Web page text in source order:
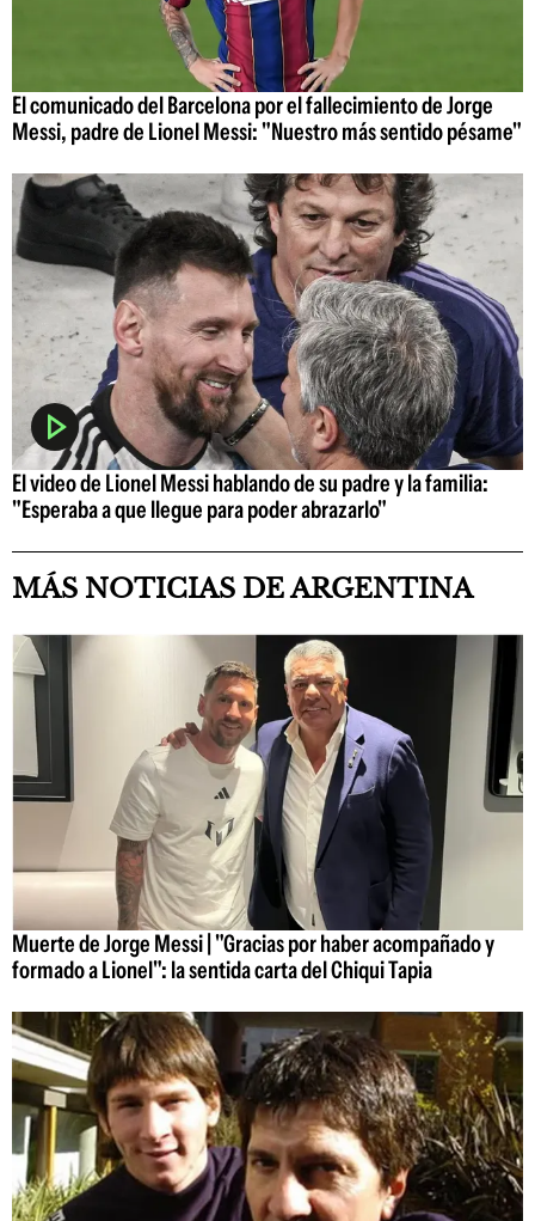
El comunicado del Barcelona por el fallecimiento de Jorge
Messi, padre de Lionel Messi: "Nuestro más sentido pésame"
El video de Lionel Messi hablando de su padre y la familia:
"Esperaba a que llegue para poder abrazarlo"
MÁS NOTICIAS DE ARGENTINA
Muerte de Jorge Messi | "Gracias por haber acompañado y
formado a Lionel": la sentida carta del Chiqui Tapia